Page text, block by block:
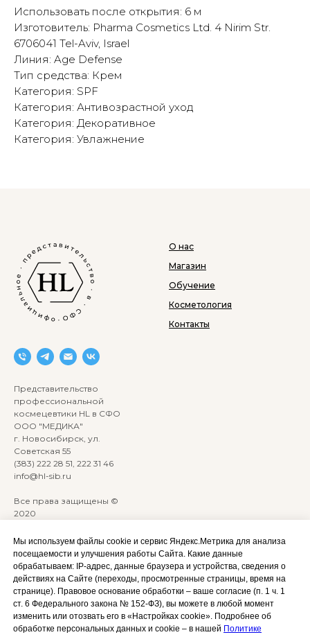
Мы используем файлы cookie и сервис Яндекс.Метрика для анализа
посещаемости и улучшения работы Сайта. Какие данные
обрабатываем: IP‑адрес, данные браузера и устройства, сведения о
действиях на Сайте (переходы, просмотренные страницы, время на
странице). Правовое основание обработки – ваше согласие (п. 1 ч. 1
ст. 6 Федерального закона № 152‑ФЗ), вы можете в любой момент
изменить или отозвать его в «Настройках cookie». Подробнее об
обработке персональных данных и cookie – в нашей Политике
Использовать после открытия: 6 м
Изготовитель: Pharma Cosmetics Ltd. 4 Nirim Str.
6706041 Tel-Aviv, Israel
Линия: Age Defense
Тип средства: Крем
Категория: SPF
Категория: Антивозрастной уход
Категория: Декоративное
Категория: Увлажнение
Представительство
профессиональной
космецевтики HL в СФО
ООО "МЕДИКА"
г. Новосибирск, ул.
Советская 55
(383) 222 28 51, 222 31 46
info@hl-sib.ru
Все права защищены ©
2020
ANKRYONK
О нас
Магазин
Обучение
Косметология
Контакты
Акции и скидки
Оплата, доставка и возврат
Сотрудничество
Личный кабинет (Обучение)
Политика
конфиденциальности
Согласие на обработку
персональных данных